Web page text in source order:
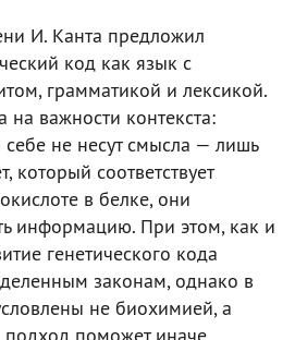
И. Канта предложил
код как язык с
грамматикой и лексикой.
на важности контекста:
не несут смысла — лишь
который соответствует
в белке, они
информацию. При этом, как и
генетического кода
законам, однако в
не биохимией, а
подход поможет иначе